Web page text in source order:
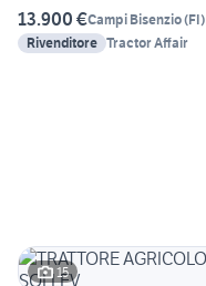
13.900 €Campi Bisenzio(FI)
Rivenditore Tractor Affair
15